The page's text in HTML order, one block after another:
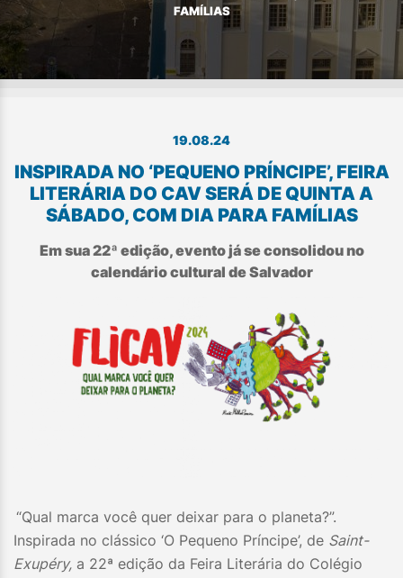
FAMÍLIAS
19.08.24
INSPIRADA NO ‘PEQUENO PRÍNCIPE’, FEIRA
LITERÁRIA DO CAV SERÁ DE QUINTA A
SÁBADO, COM DIA PARA FAMÍLIAS
Em sua 22ª edição, evento já se consolidou no
calendário cultural de Salvador
“Qual marca você quer deixar para o planeta?”.
Inspirada no clássico ‘O Pequeno Príncipe’, de Saint-
Exupéry, a 22ª edição da Feira Literária do Colégio